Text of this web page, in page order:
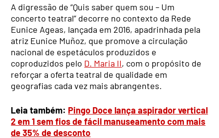
A digressão de “Quis saber quem sou – Um
concerto teatral” decorre no contexto da Rede
Eunice Ageas, lançada em 2016, apadrinhada pela
atriz Eunice Muñoz, que promove a circulação
nacional de espetáculos produzidos e
coproduzidos pelo D. Maria II, com o propósito de
reforçar a oferta teatral de qualidade em
geografias cada vez mais abrangentes.
Leia também: Pingo Doce lança aspirador vertical
2 em 1 sem fios de fácil manuseamento com mais
de 35% de desconto